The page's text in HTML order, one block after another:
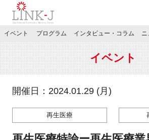
JP／EN
特別会員専用メニュー
イベント プログラム インタビュー・コラム ニ
イベント
開催日：2024.01.29 (月)
再生医療